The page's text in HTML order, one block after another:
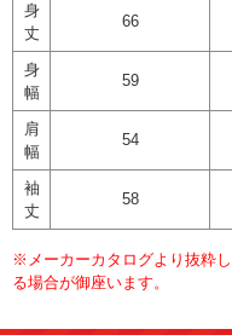
身
丈
66
身
幅
59
肩
幅
54
袖
丈
58
※メーカーカタログより抜粋
る場合が御座います。